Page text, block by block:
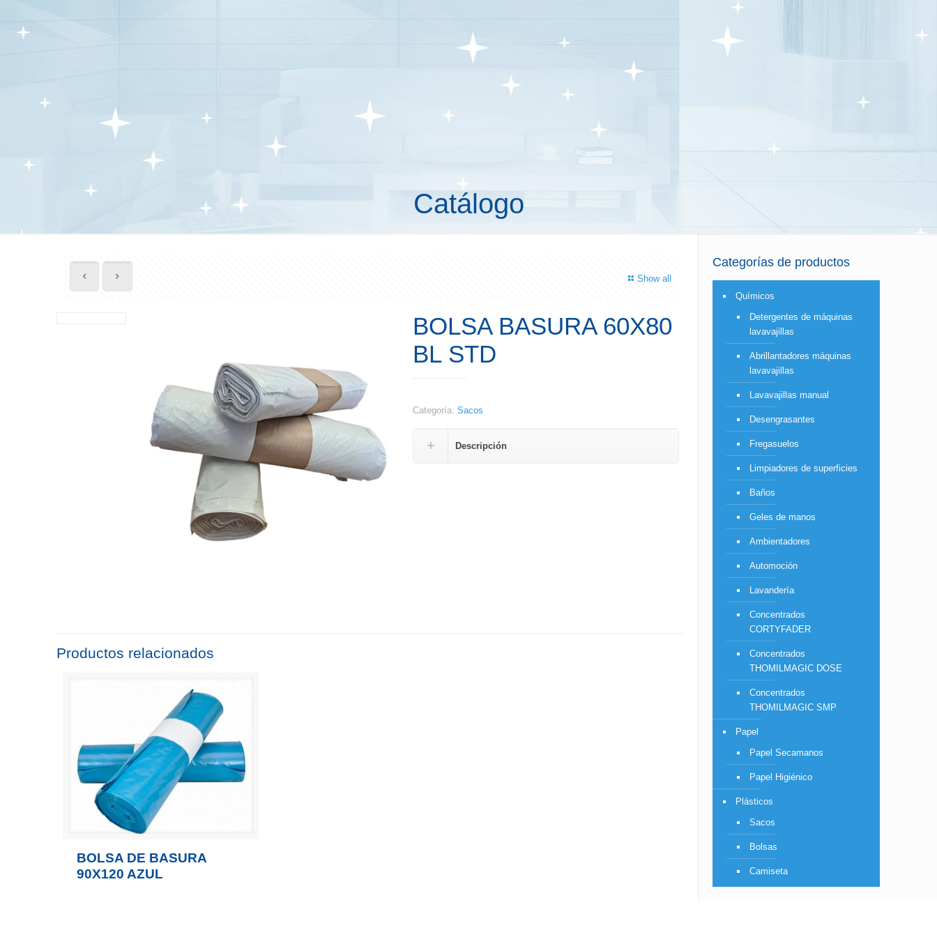
Catálogo
Show all
BOLSA BASURA 60X80
BL STD
Categoría:Sacos
Descripción
Productos relacionados
BOLSA DE BASURA
90X120 AZUL
Categorías de productos
Químicos
Detergentes de máquinas
lavavajillas
Abrillantadores máquinas
lavavajillas
Lavavajillas manual
Desengrasantes
Fregasuelos
Limpiadores de superficies
Baños
Geles de manos
Ambientadores
Automoción
Lavandería
Concentrados
CORTYFADER
Concentrados
THOMILMAGIC DOSE
Concentrados
THOMILMAGIC SMP
Papel
Papel Secamanos
Papel Higiénico
Plásticos
Sacos
Bolsas
Camiseta